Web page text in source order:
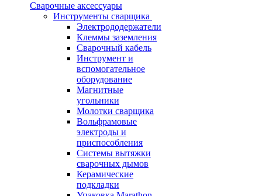
Сварочные аксессуары
Инструменты сварщика
Электрододержатели
Клеммы заземления
Сварочный кабель
Инструмент и
вспомогательное
оборудование
Магнитные
угольники
Молотки сварщика
Вольфрамовые
электроды и
приспособления
Системы вытяжки
сварочных дымов
Керамические
подкладки